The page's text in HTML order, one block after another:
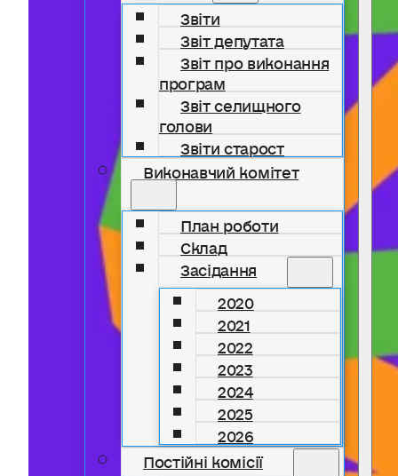
Звіти
Звіт депутата
Звіт про виконання
програм
Звіт селищного
голови
Звіти старост
Виконавчий комітет
План роботи
Склад
Засідання
2020
2021
2022
2023
2024
2025
2026
Постійні комісії